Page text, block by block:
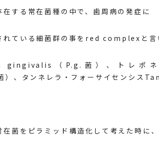
在する常在菌種の中で、歯周病の発症に
れている細菌群の事をred complexと言
g ingivalis（P.g.菌）、トレポ
、タンネレラ・フォーサイセンシス
在菌をピラミッド構造化して考えた時に